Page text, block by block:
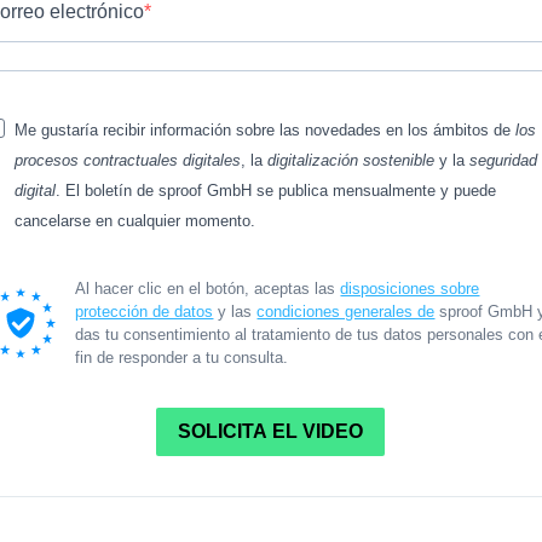
electrónico
Me gustaría recibir información sobre las novedades en los ámbitos delos
procesos contractuales digitales , la digitalización sostenibley la seguridad
digital. El boletín de sproof GmbH se publica mensualmente y puede
cancelarse en cualquier momento.
Al hacer clic en el botón, aceptas lasdisposiciones sobre
protección de datos y lascondiciones generales de sproof GmbH
das tu consentimiento al tratamiento de tus datos personales con
fin de responder a tu consulta.
SOLICITA EL VIDEO